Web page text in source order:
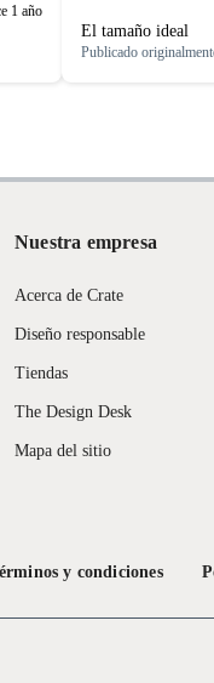
1 año
El tamaño ideal
Publicado
Nuestra empresa
Acerca de Crate
Diseño responsable
Tiendas
The Design Desk
Mapa del sitio
y condiciones